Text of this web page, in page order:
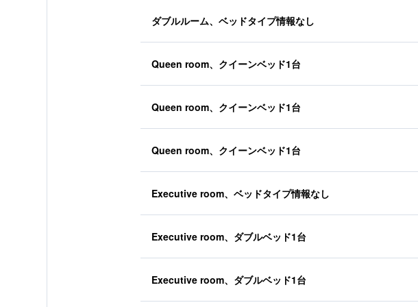
ダブルルーム、ベッドタイプ情報なし
Queen room、クイーンベッド1台
Queen room、クイーンベッド1台
Queen room、クイーンベッド1台
Executive room、ベッドタイプ情報なし
Executive room、ダブルベッド1台
Executive room、ダブルベッド1台